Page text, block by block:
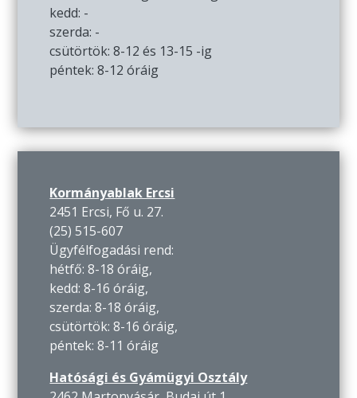
kedd: -
szerda: -
csütörtök: 8-12 és 13-15 -ig
péntek: 8-12 óráig
Kormányablak Ercsi
2451 Ercsi, Fő u. 27.
(25) 515-607
Ügyfélfogadási rend:
hétfő: 8-18 óráig,
kedd: 8-16 óráig,
szerda: 8-18 óráig,
csütörtök: 8-16 óráig,
péntek: 8-11 óráig
Hatósági és Gyámügyi Osztály